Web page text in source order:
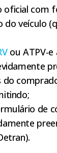
oficial com
do veículo
ou ATPV-
do
de